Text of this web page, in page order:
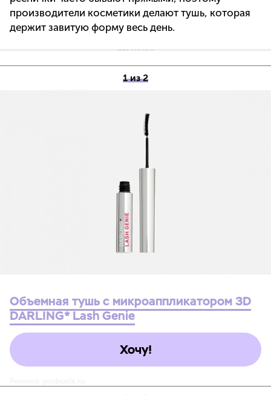
производители косметики делают тушь, которая
держит завитую форму весь день.
1 из 2
Объемная тушь с микроаппликатором 3D
DARLING* Lash Genie
Хочу!